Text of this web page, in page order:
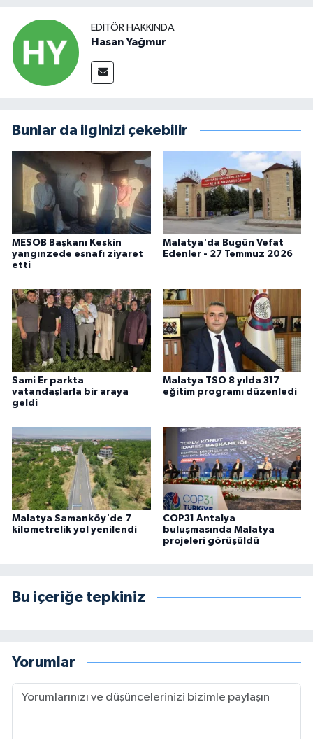
EDITÖR HAKKINDA
Hasan Yağmur
Bunlar da ilginizi çekebilir
MESOB Başkanı Keskin
yangınzede esnafı ziyaret
etti
Malatya'da Bugün Vefat
Edenler - 27 Temmuz 2026
Sami Er parkta
vatandaşlarla bir araya
geldi
Malatya TSO 8 yılda 317
eğitim programı düzenledi
Malatya Samanköy'de 7
kilometrelik yol yenilendi
COP31 Antalya
buluşmasında Malatya
projeleri görüşüldü
Bu içeriğe tepkiniz
Yorumlar